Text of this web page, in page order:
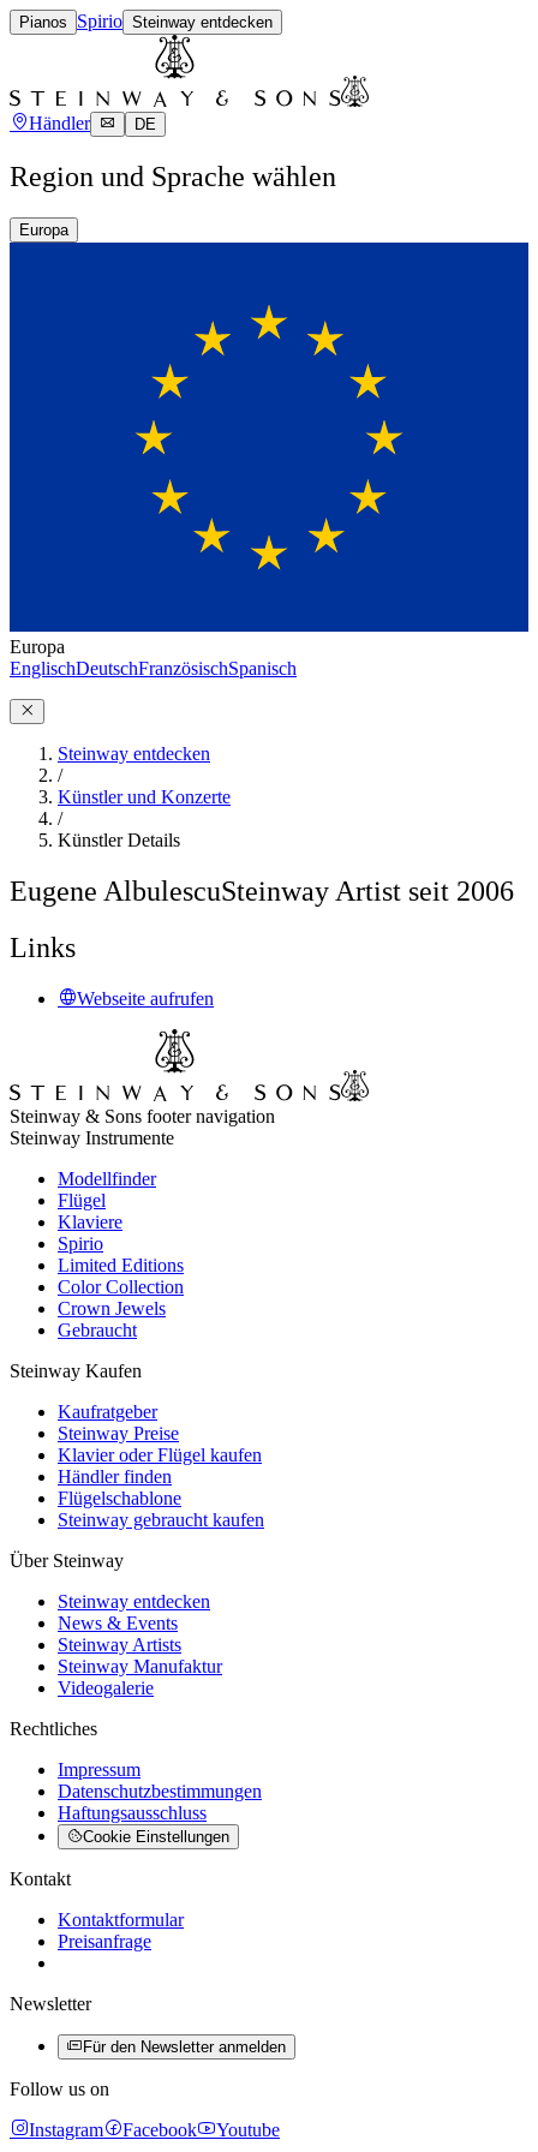
Pianos Spirio Steinway entdecken
Händler DE
Region und Sprache wählen
Europa
Europa
EnglischDeutschFranzösischSpanisch
Steinway entdecken
/
Künstler und Konzerte
/
Künstler Details
Eugene AlbulescuSteinway Artist seit 2006
Links
Webseite aufrufen
Steinway & Sons footer navigation
Steinway Instrumente
Modellfinder
Flügel
Klaviere
Spirio
Limited Editions
Color Collection
Crown Jewels
Gebraucht
Steinway Kaufen
Kaufratgeber
Steinway Preise
Klavier oder Flügel kaufen
Händler finden
Flügelschablone
Steinway gebraucht kaufen
Über Steinway
Steinway entdecken
News & Events
Steinway Artists
Steinway Manufaktur
Videogalerie
Rechtliches
Impressum
Datenschutzbestimmungen
Haftungsausschluss
Cookie Einstellungen
Kontakt
Kontaktformular
Preisanfrage
Newsletter
Für den Newsletter anmelden
Follow us on
Instagram
Facebook Youtube